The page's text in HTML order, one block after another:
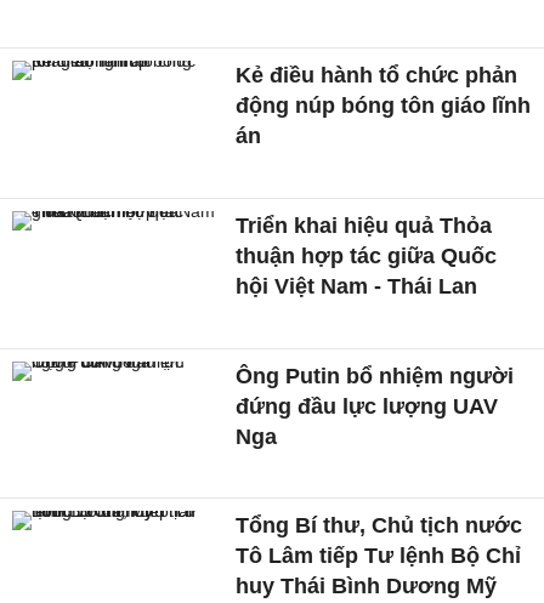
Kẻ điều hành tổ chức phản
động núp bóng tôn giáo lĩnh
án
Triển khai hiệu quả Thỏa
thuận hợp tác giữa Quốc
hội Việt Nam - Thái Lan
Ông Putin bổ nhiệm người
đứng đầu lực lượng UAV
Nga
Tổng Bí thư, Chủ tịch nước
Tô Lâm tiếp Tư lệnh Bộ Chỉ
huy Thái Bình Dương Mỹ